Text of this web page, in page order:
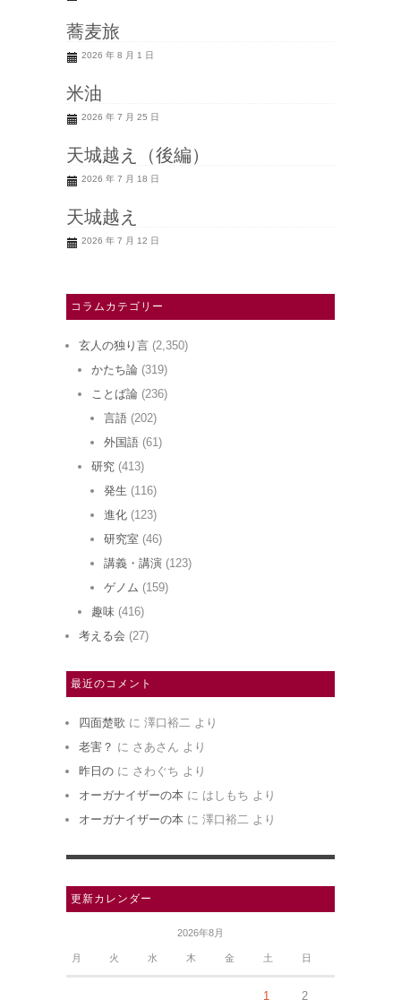
蕎麦旅
2026 年 8 月 1 日
米油
2026 年 7 月 25 日
天城越え（後編）
2026 年 7 月 18 日
天城越え
2026 年 7 月 12 日
コラムカテゴリー
玄人の独り言 (2,350)
かたち論 (319)
ことば論 (236)
言語 (202)
外国語 (61)
研究 (413)
発生 (116)
進化 (123)
研究室 (46)
講義・講演 (123)
ゲノム (159)
趣味 (416)
考える会 (27)
最近のコメント
四面楚歌 に 澤口裕二 より
老害？ に さあさん より
昨日の に さわぐち より
オーガナイザーの本 に はしもち より
オーガナイザーの本 に 澤口裕二 より
更新カレンダー
2026年8月
月 火 水 木 金 土 日
1 2